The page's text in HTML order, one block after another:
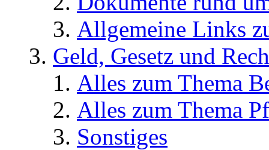
Allgemeine Links
Geld, Gesetz und
Alles zum Thema
Alles zum Thema
Sonstiges